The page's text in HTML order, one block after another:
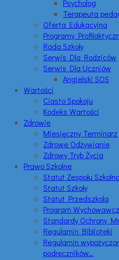
Psycholog
Terapeuta
Oferta Edukacyjna
Programy
Rada Szkoły
Serwis Dla Rodziców
Serwis Dla Uczniów
Angielski SOS
Wartości
Ciasto Spokoju
Kodeks Wartości
Zdrowie
Miesięczny Terminarz
Zdrowe Odżywianie
Zdrowy Tryb Życia
Prawo Szkolne
Statut Zespołu
Statut Szkoły
Statut Przedszkola
Program
Standardy Ochrony
Regulamin Biblioteki
Regulamin
podręczników…